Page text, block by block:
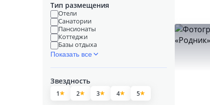
Тип размещения
Отели
Санатории
Пансионаты
Коттеджи
Базы отдыха
Показать все
Звездность
1 2 3 4 5